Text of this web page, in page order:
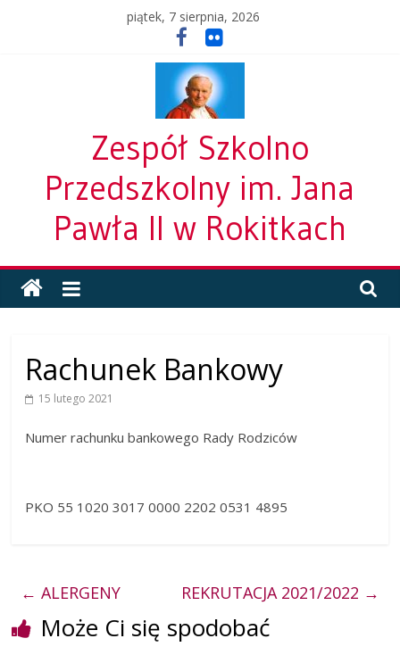
piątek, 7 sierpnia, 2026
Zespół Szkolno
Przedszkolny im. Jana
Pawła II w Rokitkach
Rachunek Bankowy
15 lutego 2021
Numer rachunku bankowego Rady Rodziców
PKO 55 1020 3017 0000 2202 0531 4895
← ALERGENY REKRUTACJA 2021/2022 →
Może Ci się spodobać